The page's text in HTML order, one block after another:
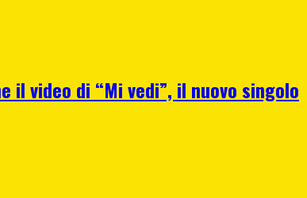
il video di “Mi vedi”, il nuovo singolo